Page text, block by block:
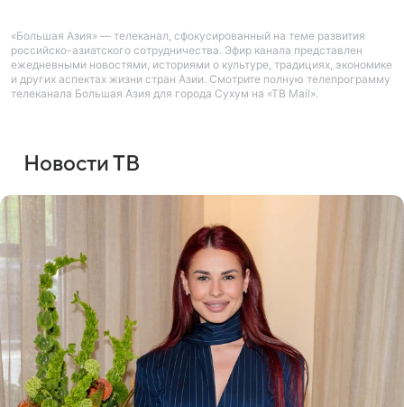
«Большая Азия» — телеканал, сфокусированный на теме развития
российско-азиатского сотрудничества. Эфир канала представлен
ежедневными новостями, историями о культуре, традициях, экономике
и других аспектах жизни стран Азии. Смотрите полную телепрограмму
телеканала Большая Азия для города Сухум на «ТВ Mail».
Новости ТВ